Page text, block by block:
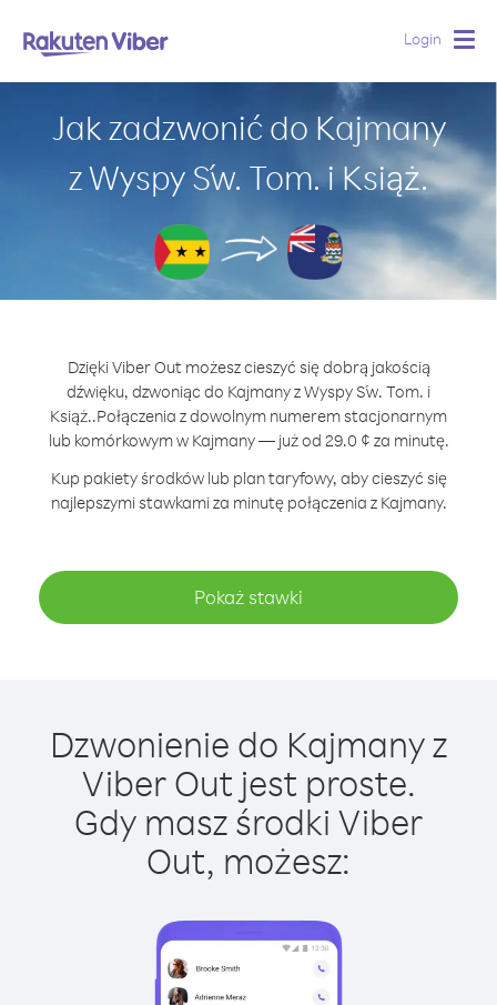
Login
Jak zadzwonić do Kajmany
z Wyspy Św. Tom. i Książ.
Dzięki Viber Out możesz cieszyć się dobrą jakością
dźwięku, dzwoniąc do Kajmany z Wyspy Św. Tom. i
Książ..Połączenia z dowolnym numerem stacjonarnym
lub komórkowym w Kajmany — już od 29.0 ¢ za minutę.
Kup pakiety środków lub plan taryfowy, aby cieszyć się
najlepszymi stawkami za minutę połączenia z Kajmany.
Pokaż stawki
Dzwonienie do Kajmany z
Viber Out jest proste.
Gdy masz środki Viber
Out, możesz: